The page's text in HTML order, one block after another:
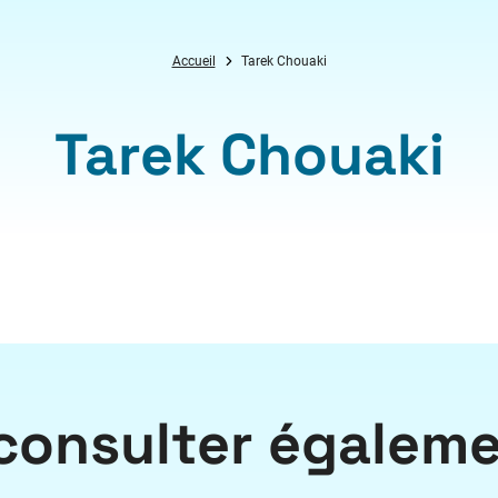
Accueil Tarek Chouaki
Tarek Chouaki